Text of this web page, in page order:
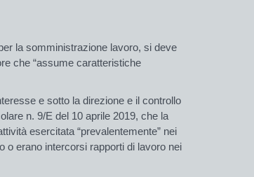
la somministrazione lavoro, si deve
che “assume caratteristiche
e sotto la direzione e il controllo
n. 9/E del 10 aprile 2019, che la
esercitata “prevalentemente” nei
o erano intercorsi rapporti di lavoro nei